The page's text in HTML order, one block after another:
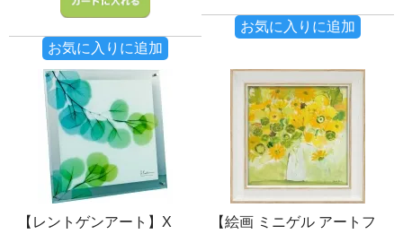
お気に入りに追加
お気に入りに追加
【レントゲンアート】X
【絵画 ミニゲル アートフ